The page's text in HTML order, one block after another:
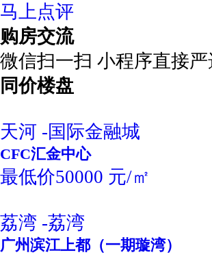
马上点评
购房交流
微信扫一扫 小程序直接
同价楼盘
天河 -国际金融城
CFC汇金中心
最低价50000 元/㎡
荔湾 -荔湾
广州滨江上都（一期璇湾）